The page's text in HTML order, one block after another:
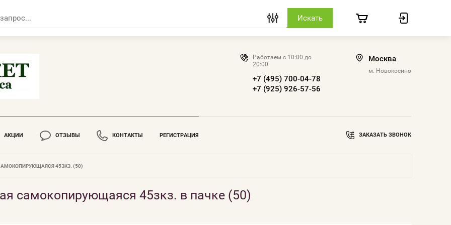
Работаем с 10:00 до
20:00
+7 (495) 700-04-78
+7 (925) 926-57-56
Москва
м. Новокосино
АКЦИИ ОТЗЫВЫ КОНТАКТЫ РЕГИСТРАЦИЯ ЗАКАЗАТЬ ЗВОНОК
45ЗКЗ. (50)
самокопирующаяся 45зкз. в пачке (50)